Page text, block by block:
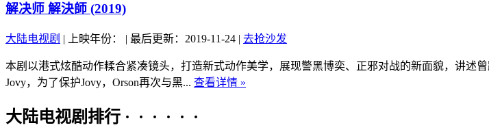
解决师 解決師 (2019)
大陆电视剧 | 上映年份： | 最后更新：2019-11-24 | 去抢沙发
本剧以港式炫酷动作糅合紧凑镜头，打造新式动作美学，展现警黑博奕、正邪对战的新面貌，讲述
Jovy，为了保护Jovy，Orson再次与黑... 查看详情 »
大陆电视剧排行 · · · · · ·